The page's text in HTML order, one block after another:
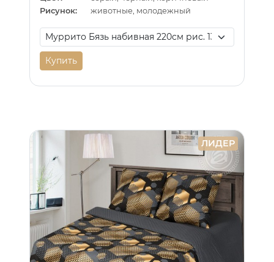
Рисунок:
животные, молодежный
Купить
ЛИДЕР